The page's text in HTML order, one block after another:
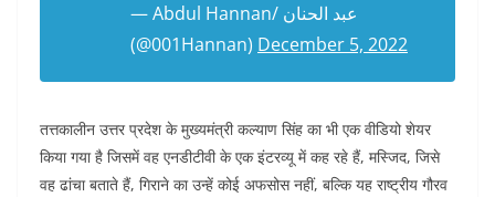
— Abdul Hannan/ عبد الحنان
(@001Hannan) December 5, 2022
तत्तकालीन उत्तर प्रदेश के मुख्यमंत्री कल्याण सिंह का भी एक वीडियो शेयर
किया गया है जिसमें वह एनडीटीवी के एक इंटरव्यू में कह रहे हैं, मस्जिद, जिसे
वह ढांचा बताते हैं, गिराने का उन्हें कोई अफसोस नहीं, बल्कि यह राष्ट्रीय गौरव